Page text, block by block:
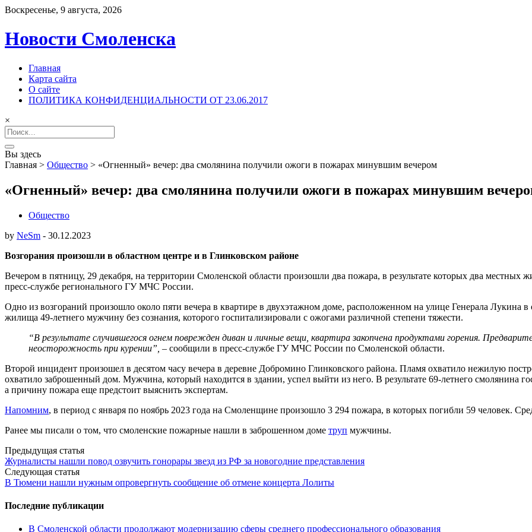
Воскресенье, 9 августа, 2026
Новости Смоленска
Главная
Карта сайта
О сайте
ПОЛИТИКА КОНФИДЕНЦИАЛЬНОСТИ ОТ 23.06.2017
×
Search
for:
Вы здесь
Главная > Общество > «Огненный» вечер: два смолянина получили ожоги в пожарах минувшим вечером
«Огненный» вечер: два смолянина получили ожоги в пожарах минувшим
Общество
by NeSm - 30.12.2023
Возгорания произошли в областном центре и в Глинковском районе
Вечером в пятницу, 29 декабря, на территории Смоленской области произошли два пожара, в результате которых два местных
пресс-службе регионального ГУ МЧС России.
Одно из возгораний произошло около пяти вечера в квартире в двухэтажном доме, расположенном на улице Генерала Лукина
жилища 49-летнего мужчину без сознания, которого госпитализировали с ожогами различной степени тяжести.
“В результате случившегося огнем поврежден диван и личные вещи, квартира закопчена продуктами горения.
неосторожность при курении”, – сообщили в пресс-службе ГУ МЧС России по Смоленской области.
Второй инцидент произошел в десятом часу вечера в деревне Добромино Глинковского района. Пламя охватило нежилую
охватило заброшенный дом. Мужчина, который находится в здании, успел выйти из него. В результате 69-летнего смолянина
а причину пожара еще предстоит выяснить экспертам.
Напомним, в период с января по ноябрь 2023 года на Смоленщине произошло 3 294 пожара, в которых погибли 59 человек.
Ранее мы писали о том, что смоленские пожарные нашли в заброшенном доме труп мужчины.
Post
navigation
Предыдущая статья
Журналисты нашли повод озвучить гонорары звезд из РФ за новогодние представления
Следующая статья
В Тюмени нашли нужным опровергнуть сообщение об отмене концерта Лолиты
Последние публикации
В Смоленской области продолжают модернизацию сферы среднего профессионального образования